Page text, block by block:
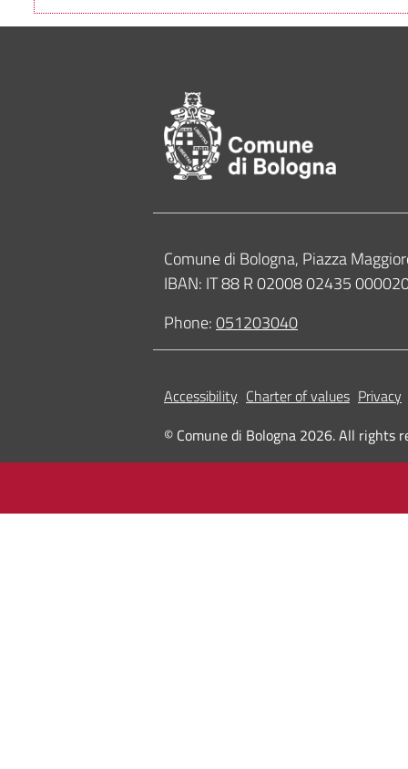
Contacts
Comune di Bologna, Piazza
IBAN: IT 88 R 02008 02435
Phone:051203040
Accessibility Charter of values Privacy
© Comune di Bologna 2026. All rights